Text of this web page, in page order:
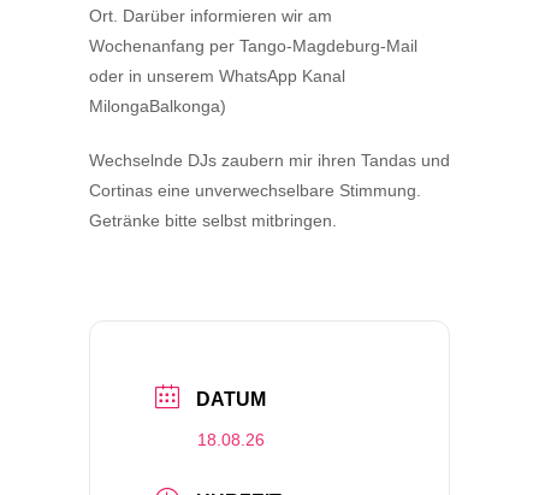
Ort. Darüber informieren wir am
Wochenanfang per Tango-Magdeburg-Mail
oder in unserem WhatsApp Kanal
MilongaBalkonga)
Wechselnde DJs zaubern mir ihren Tandas und
Cortinas eine unverwechselbare Stimmung.
Getränke bitte selbst mitbringen.
DATUM
18.08.26